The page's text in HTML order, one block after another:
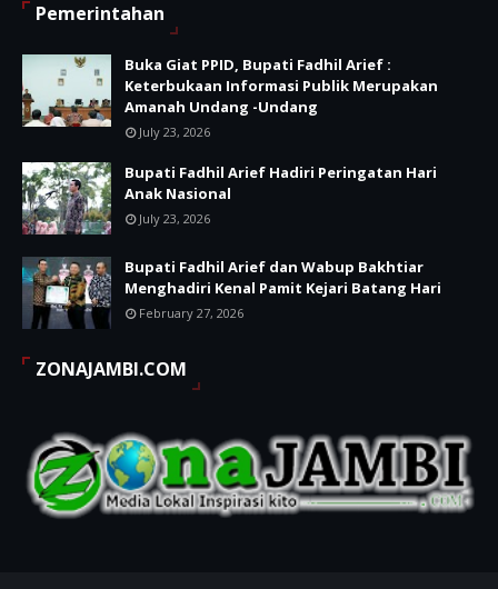
Pemerintahan
Buka Giat PPID, Bupati Fadhil Arief :
Keterbukaan Informasi Publik Merupakan
Amanah Undang -Undang
July 23, 2026
Bupati Fadhil Arief Hadiri Peringatan Hari
Anak Nasional
July 23, 2026
Bupati Fadhil Arief dan Wabup Bakhtiar
Menghadiri Kenal Pamit Kejari Batang Hari
February 27, 2026
ZONAJAMBI.COM